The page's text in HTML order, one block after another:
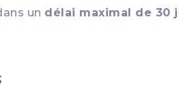
un délai maximal de 30